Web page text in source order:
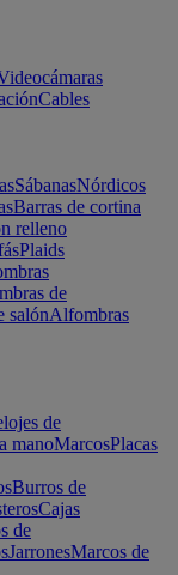
Cables
SábanasNórdicos
Barras de cortina
relleno
Plaids
de
salónAlfombras
de
manoMarcosPlacas
Burros de
Cajas
de
JarronesMarcos de